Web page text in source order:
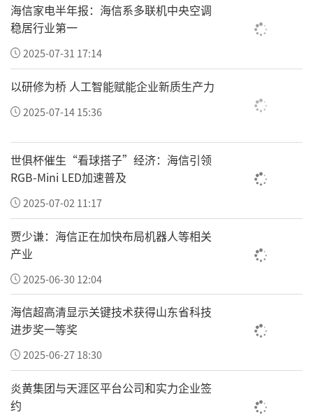
活动现场
药大学医院战略合作签约仪式，北京大学国际医院
党委书记、执行院长梁军教授与震兴医药大学医院
总经理赵宗礼代表双方签署协议。双方将在临床诊
度合作，共同推动中越医疗合作迈向新阶段。
海信家电半年报：海信系多联机中央空调
稳居行业第一
2025-07-31 17:14
以研修为桥 人工智能赋能企业新质生产力
2025-07-14 15:36
世俱杯催生“看球搭子”经济：海信引领
RGB-Mini LED加速普及
2025-07-02 11:17
贾少谦：海信正在加快布局机器人等相关
产业
2025-06-30 12:04
海信超高清显示关键技术获得山东省科技
进步奖一等奖
2025-06-27 18:30
炎黄集团与天涯区平台公司和实力企业签
约